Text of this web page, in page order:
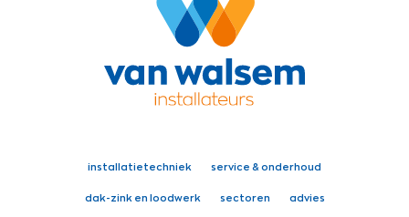
installatietechniek service & onderhoud
dak-zink en loodwerk sectoren advies